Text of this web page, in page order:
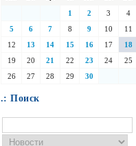
1
2 3
4
5
6 7 8 9 10
11
12
13 14 15 16 17
18
19
20 21 22 23 24
25
26
27 28 29 30
.: Поиск